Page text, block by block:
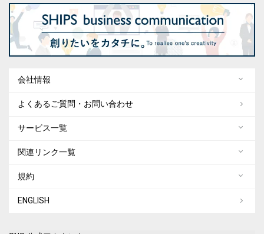
会社情報
よくあるご質問・お問い合わせ
サービス一覧
関連リンク一覧
規約
ENGLISH